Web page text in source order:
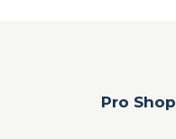
Pro Shop